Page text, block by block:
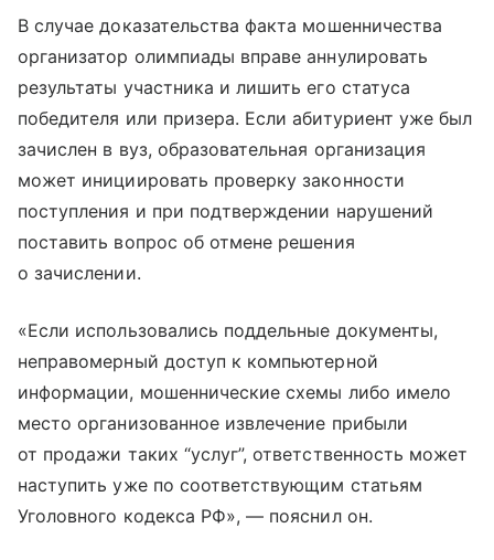
В случае доказательства факта мошенничества
организатор олимпиады вправе аннулировать
результаты участника и лишить его статуса
победителя или призера. Если абитуриент уже был
зачислен в вуз, образовательная организация
может инициировать проверку законности
поступления и при подтверждении нарушений
поставить вопрос об отмене решения
о зачислении.
«Если использовались поддельные документы,
неправомерный доступ к компьютерной
информации, мошеннические схемы либо имело
место организованное извлечение прибыли
от продажи таких “услуг”, ответственность может
наступить уже по соответствующим статьям
Уголовного кодекса РФ», — пояснил он.